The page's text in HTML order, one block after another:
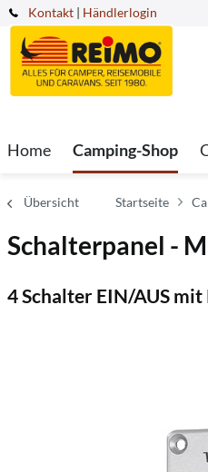
Kontakt | Händlerlogin
Home Camping-Shop
Übersicht Startseite
Schalterpanel -
4 Schalter EIN/AUS